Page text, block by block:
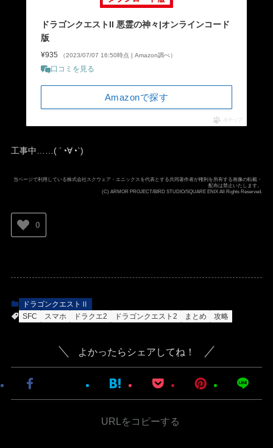
ドラゴンクエストII 悪霊の神々|オンラインコード
版
¥935 （2023/07/07 16:50時点 | Amazon調べ）
口コミを見る
Amazonで探す
ポチップ
工事中……( ´◔∀◔`)ゞ
当ページで利用している株式会社スクウェア・エニックスを代表とする共同著作者が権利を所有する画像の転載・
配布は禁止いたします。
(C) ARMOR PROJECT/BIRD STUDIO/SQUARE ENIX All Rights Reserved.
0
ドラゴンクエストⅡ
SFC
スマホ ドラクエ2 ドラゴンクエスト2 まとめ 攻略
よかったらシェアしてね！
URLをコピーする